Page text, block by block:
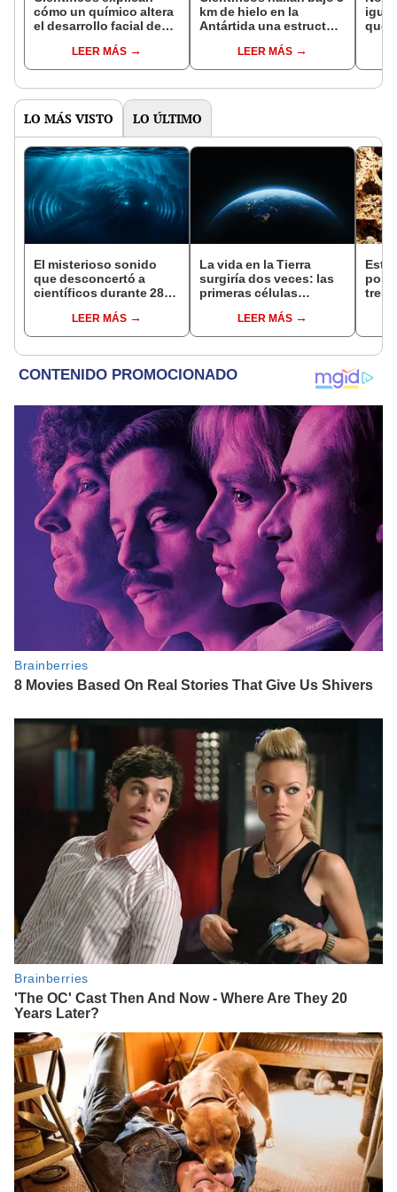
cómo un químico altera
el desarrollo facial de
riesgo de los defectos
de nacimiento
LEER MÁS
km de hielo en la
Antártida una estructura
que explicaría la ruptura
de un supercontinente
LEER MÁS
qué
LO MÁS VISTO LO ÚLTIMO
El misterioso sonido
que desconcertó a
científicos durante 28
monstruo marino: la
Antártida tenía la
LEER MÁS
La vida en la Tierra
surgiría dos veces: las
primeras células
solas en dos momentos
distintos
LEER MÁS
Este
tres